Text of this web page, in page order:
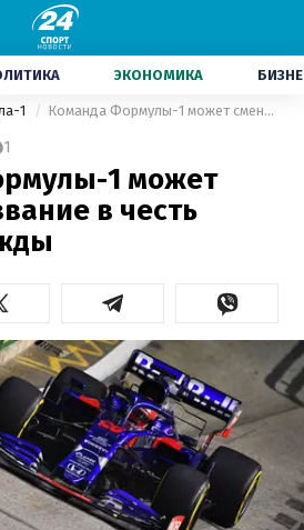
ЭКОНОМИКА
1 Команда Формулы-1 может сменить название в честь бренда одежды
1
1 может
в честь